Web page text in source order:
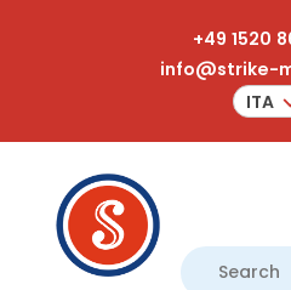
+49 1520
info@strike-
ITA